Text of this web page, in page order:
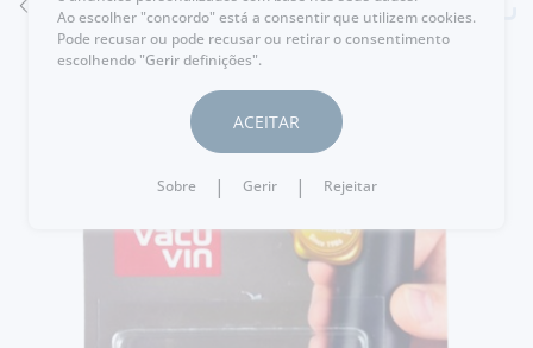
VOLTAR
Ao escolher "concordo" está a consentir que utilizem cookies.
Pode recusar ou pode recusar ou retirar o consentimento
escolhendo "Gerir definições".
ACEITAR
Sobre | Gerir | Rejeitar